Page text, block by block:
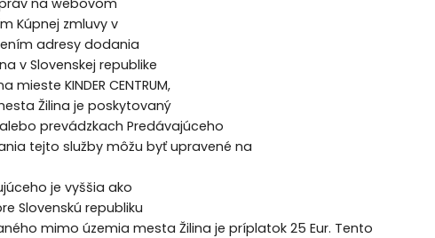
Kúpnej zmluvy v
adresy dodania
v Slovenskej republike
KINDER CENTRUM,
Žilina je poskytovaný
prevádzkach Predávajúceho
tejto služby môžu byť upravené na
je vyššia ako
Slovenskú republiku
mimo územia mesta Žilina je príplatok 25 Eur. Tento